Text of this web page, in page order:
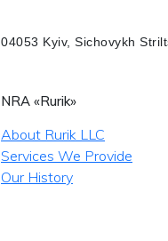
04053 Kyiv, Sichovykh
NRA «Rurik»
About Rurik LLC
Services We Provide
Our History